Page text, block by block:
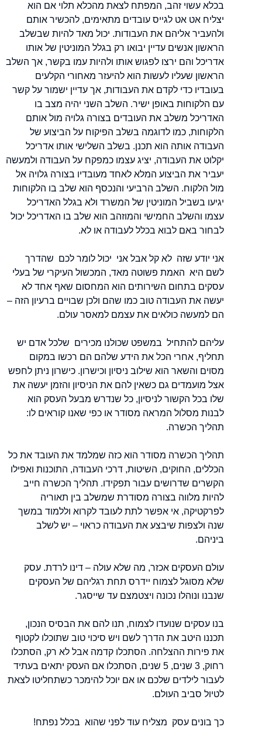
בכלא עשוי זהב, המפתח לצאת מהכלא תלוי אם הוא
יצליח אט אט לגייס עובדים מתאימים, להכשיר אותם
ולהעביר אליהם את העבודות. יכול מאד להיות שבשלב
הראשון אנשים עדיין יבואו רק בגלל המוניטין של אותו
אדריכל והם ירצו לפגוש אותו ולהיות עמו בקשר, אך השלב
הראשון שעליו לעשות הוא להיעזר מאחורי הקלעים
בעובדיו כדי לקדם את העבודות, אך עדיין ישמור על קשר
עם הלקוחות באופן ישיר. השלב השני יהיה מצב בו
האדריכל משלב את העובדים בצורה גלויה מול אותם
הלקוחות, כמו לדוגמה בשלב הפיקוח על הביצוע של
העבודה אותה הוא תכנן. בשלב השלישי אותו אדריכל
יקלוט את העבודה, יציג עצמו כמפקח על העבודה ולמעשה
יעביר את הביצוע המלא לאחד מעובדיו בצורה גלויה אל
מול הלקוח. השלב הרביעי והנכסף הוא שלב בו הלקוחות
יגיעו בשביל המוניטין של המשרד ולא בגלל האדריכל
עצמו והשלב החמישי והמוזהב הוא שלב בו האדריכל יכול
לבחור באם לבוא בכלל לעבודה או לא.
אני יודע שזה לא קל אבל אני יכול לומר לכם שהדרך
לשם היא האמת פשוטה מאד, המכשול העיקרי של בעלי
עסקים בתחום השירותים הוא המחסום שאף אחד לא
יעשה את העבודה טוב כמו שהם ולכן שבויים ברעיון הזה –
הם למעשה כולאים את עצמם למאסר עולם.
עליהם להתחיל במשפט שכולנו מכירים שלכל אדם יש
תחליף, אחרי הכל את הידע שלהם הם רכשו במקום
מסוים והשאר הוא שילוב ניסיון וכישרון. כישרון ניתן לחפש
אצל מועמדים גם כשאין להם את הניסיון והזמן יעשה את
שלו בכל הקשור לניסיון, כל שנדרש מבעל העסק הוא
לבנות מסלול המראה מסודר או כפי שאנו קוראים לו:
תהליך הכשרה.
תהליך הכשרה מסודר הוא כזה שמלמד את העובד את כל
הכללים, החוקים, השיטות, דרכי העבודה, התוכנות ואפילו
הקשרים שדרושים עבור תפקידו. תהליך הכשרה חייב
להיות מלווה בצורה מסודרת שמשלב בין תאוריה
לפרקטיקה, אי אפשר לתת לעובד לקרוא וללמוד במשך
שנה ולצפות שיבצע את העבודה כראוי – יש לשלב
ביניהם.
עולם העסקים אכזר, מה שלא עולה – דינו לרדת. עסק
שלא מסוגל לצמוח יידרס תחת רגליהם של העסקים
שנבנו ונוהלו נכונה ויצטמצם עד שייסגר.
בנו עסקים שנועדו לצמוח, תנו להם את הבסיס הנכון,
תכננו היטב את הדרך לשם ויש סיכוי טוב שתוכלו לקטוף
את פירות ההצלחה. הסתכלו קדמה אבל לא רק, הסתכלו
רחוק, 3 שנים, 5 שנים, הסתכלו אם העסק יתאים בעתיד
לעבור לילדים שלכם או אם יוכל להימכר כשתחליטו לצאת
לטיול סביב העולם.
כך בונים עסק מצליח עוד לפני שהוא בכלל נפתח!